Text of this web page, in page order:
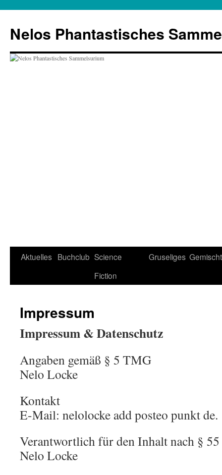
springen
Nelos Phantastisches
Aktuelles Buchclub Science
Fiction
Gruseliges
Impressum
Impressum & Datenschutz
Angaben gemäß § 5 TMG
Nelo Locke
Kontakt
E-Mail: nelolocke add posteo punkt de.
Verantwortlich für den Inhalt nach §
Nelo Locke